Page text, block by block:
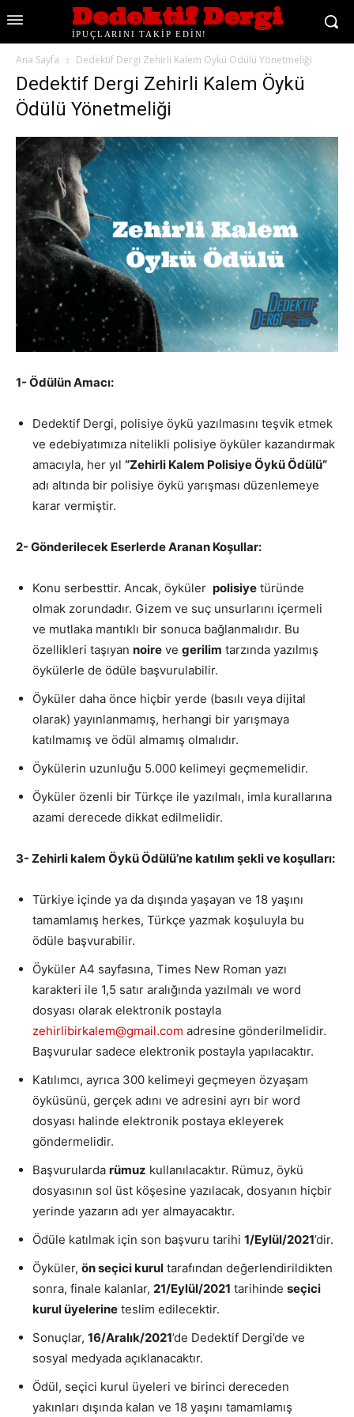
Dedektif Dergi
İPUÇLARINI TAKİP EDİN!
Ana Sayfa Dedektif Dergi Zehirli Kalem Öykü Ödülü Yönetmeliği
Dedektif Dergi Zehirli Kalem Öykü
Ödülü Yönetmeliği
1- Ödülün Amacı:
Dedektif Dergi, polisiye öykü yazılmasını teşvik etmek
ve edebiyatımıza nitelikli polisiye öyküler kazandırmak
amacıyla, her yıl “Zehirli Kalem Polisiye Öykü Ödülü”
adı altında bir polisiye öykü yarışması düzenlemeye
karar vermiştir.
2- Gönderilecek Eserlerde Aranan Koşullar:
Konu serbesttir. Ancak, öyküler polisiye türünde
olmak zorundadır. Gizem ve suç unsurlarını içermeli
ve mutlaka mantıklı bir sonuca bağlanmalıdır. Bu
özellikleri taşıyan noire ve gerilim tarzında yazılmış
öykülerle de ödüle başvurulabilir.
Öyküler daha önce hiçbir yerde (basılı veya dijital
olarak) yayınlanmamış, herhangi bir yarışmaya
katılmamış ve ödül almamış olmalıdır.
Öykülerin uzunluğu 5.000 kelimeyi geçmemelidir.
Öyküler özenli bir Türkçe ile yazılmalı, imla kurallarına
azami derecede dikkat edilmelidir.
3- Zehirli kalem Öykü Ödülü’ne katılım şekli ve koşulları:
Türkiye içinde ya da dışında yaşayan ve 18 yaşını
tamamlamış herkes, Türkçe yazmak koşuluyla bu
ödüle başvurabilir.
Öyküler A4 sayfasına, Times New Roman yazı
karakteri ile 1,5 satır aralığında yazılmalı ve word
dosyası olarak elektronik postayla
zehirlibirkalem@gmail.com adresine gönderilmelidir.
Başvurular sadece elektronik postayla yapılacaktır.
Katılımcı, ayrıca 300 kelimeyi geçmeyen özyaşam
öyküsünü, gerçek adını ve adresini ayrı bir word
dosyası halinde elektronik postaya ekleyerek
göndermelidir.
Başvurularda rümuz kullanılacaktır. Rümuz, öykü
dosyasının sol üst köşesine yazılacak, dosyanın hiçbir
yerinde yazarın adı yer almayacaktır.
Ödüle katılmak için son başvuru tarihi 1/Eylül/2021’dir.
Öyküler, ön seçici kurul tarafından değerlendirildikten
sonra, finale kalanlar, 21/Eylül/2021 tarihinde seçici
kurul üyelerine teslim edilecektir.
Sonuçlar, 16/Aralık/2021’de Dedektif Dergi’de ve
sosyal medyada açıklanacaktır.
Ödül, seçici kurul üyeleri ve birinci dereceden
yakınları dışında kalan ve 18 yaşını tamamlamış